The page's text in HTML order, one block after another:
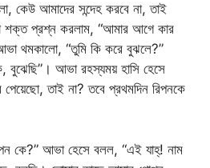
কেউ আমাদের সন্দেহ করবে না, তাই
শক্ত প্রশ্ন করলাম, “আমার আগে কার
থমকালো, “তুমি কি করে বুঝলে?”
বুঝেছি”। আভা রহস্যময় হাসি হেসে
তাই না? তবে প্রথমদিন রিপনকে
কে?” আভা হেসে বলল, “এই যাহ্! নাম